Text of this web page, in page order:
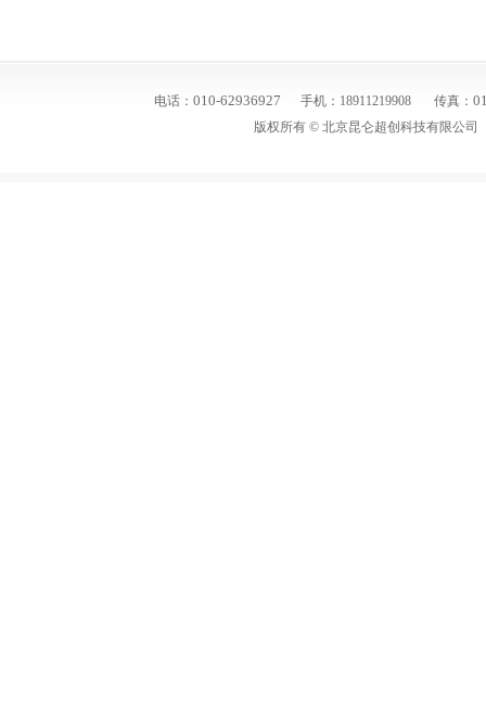
电话： 010-62936927 手机：18911219908 传真：
版权所有 © 北京昆仑超创科技有限公司